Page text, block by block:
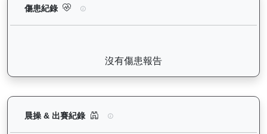
傷患紀錄 煌上（L301）— 傷患紀錄：查看馬匹完整的獸
沒有傷患報告
晨操 & 出賽紀錄 煌上（L301）— 晨操及出賽紀錄圖表：